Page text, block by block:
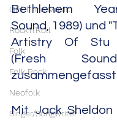
Old Time Music
Rock'n'Roll
Folk
Folk Rock
Neofolk
Singer/Songwriter
Bethlehem
Sound, 1989) und
Artistry Of Stu
(Fresh
Mit Jack